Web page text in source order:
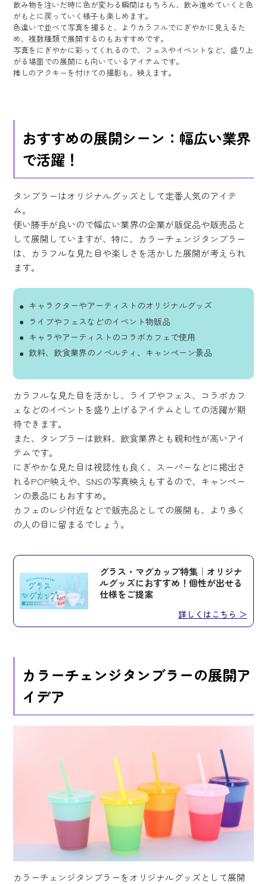
飲み物を注いだ時に色が変わる瞬間はもちろん、飲み進めていくと色
がもとに戻っていく様子も楽しめます。
色違いで並べて写真を撮ると、よりカラフルでにぎやかに見えるた
め、複数種類で展開するのもおすすめです。
写真をにぎやかに彩ってくれるので、フェスやイベントなど、盛り上
がる場面での展開にも向いているアイテムです。
推しのアクキーを付けての撮影も、映えます。
おすすめの展開シーン：幅広い業界
で活躍！
タンブラーはオリジナルグッズとして定番人気のアイテ
ム。
使い勝手が良いので幅広い業界の企業が販促品や販売品と
して展開していますが、特に、カラーチェンジタンブラー
は、カラフルな見た目や楽しさを活かした展開が考えられ
ます。
キャラクターやアーティストのオリジナルグッズ
ライブやフェスなどのイベント物販品
キャラやアーティストのコラボカフェで使用
飲料、飲食業界のノベルティ、キャンペーン景品
カラフルな見た目を活かし、ライブやフェス、コラボカフ
ェなどのイベントを盛り上げるアイテムとしての活躍が期
待できます。
また、タンブラーは飲料、飲食業界とも親和性が高いアイ
テムです。
にぎやかな見た目は視認性も良く、スーパーなどに掲出さ
れるPOP映えや、SNSの写真映えもするので、キャンペー
ンの景品にもおすすめ。
カフェのレジ付近などで販売品としての展開も、より多く
の人の目に留まるでしょう。
グラス・マグカップ特集｜オリジナ
ルグッズにおすすめ！個性が出せる
仕様をご提案
詳しくはこちら ＞
カラーチェンジタンブラーの展開ア
イデア
カラーチェンジタンブラーをオリジナルグッズとして展開